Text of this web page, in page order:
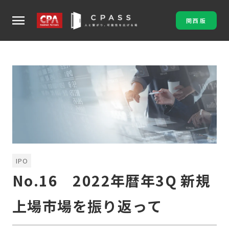
menu 関西版
IPO
No.16 2022年暦年3Q 新規
上場市場を振り返って